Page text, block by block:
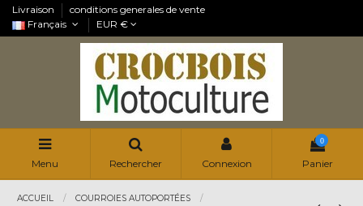
Livraison
conditions generales de vente
Français
EUR €
Menu Rechercher Connexion
0
Panier
ACCUEIL
COURROIES AUTOPORTÉES